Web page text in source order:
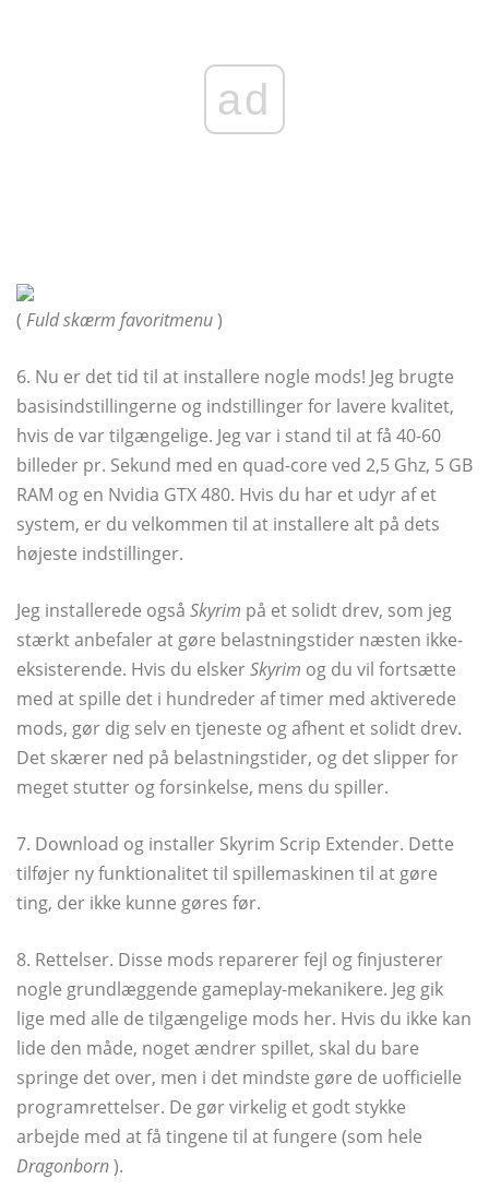
ad
( Fuld skærm favoritmenu)
6. Nu er det tid til at installere nogle mods! Jeg brugte
basisindstillingerne og indstillinger for lavere kvalitet,
hvis de var tilgængelige. Jeg var i stand til at få 40-60
billeder pr. Sekund med en quad-core ved 2,5 Ghz, 5 GB
RAM og en Nvidia GTX 480. Hvis du har et udyr af et
system, er du velkommen til at installere alt på dets
højeste indstillinger.
Jeg installerede også Skyrim på et solidt drev, som jeg
stærkt anbefaler at gøre belastningstider næsten ikke-
eksisterende. Hvis du elskerSkyrim og du vil fortsætte
med at spille det i hundreder af timer med aktiverede
mods, gør dig selv en tjeneste og afhent et solidt drev.
Det skærer ned på belastningstider, og det slipper for
meget stutter og forsinkelse, mens du spiller.
7. Download og installer Skyrim Scrip Extender. Dette
tilføjer ny funktionalitet til spillemaskinen til at gøre
ting, der ikke kunne gøres før.
8. Rettelser. Disse mods reparerer fejl og finjusterer
nogle grundlæggende gameplay-mekanikere. Jeg gik
lige med alle de tilgængelige mods her. Hvis du ikke kan
lide den måde, noget ændrer spillet, skal du bare
springe det over, men i det mindste gøre de uofficielle
programrettelser. De gør virkelig et godt stykke
arbejde med at få tingene til at fungere (som hele
Dragonborn).